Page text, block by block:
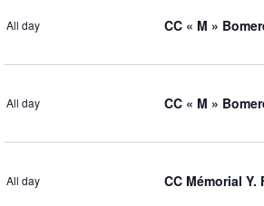
All day CC « M »
All day CC « M »
All day CC Mémorial Y.